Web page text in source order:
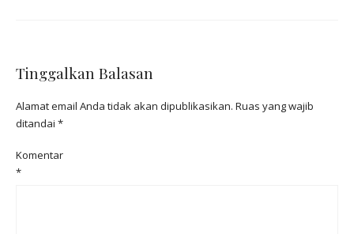
Tinggalkan Balasan
Alamat email Anda tidak akan dipublikasikan. Ruas yang wajib
ditandai *
Komentar
*